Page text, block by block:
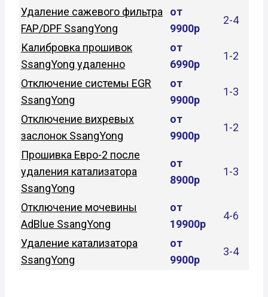
Удаление сажевого фильтра
FAP/DPF SsangYong
от
9900р
2-4
Калибровка прошивок
SsangYong удаленно
от
6990р
1-2
Отключение системы EGR
SsangYong
от
9900р
1-3
Отключение вихревых
заслонок SsangYong
от
9900р
1-2
Прошивка Евро-2 после
удаления катализатора
SsangYong
от
8900р
1-3
Отключение мочевины
AdBlue SsangYong
от
19900р
4-6
Удаление катализатора
SsangYong
от
9900р
3-4